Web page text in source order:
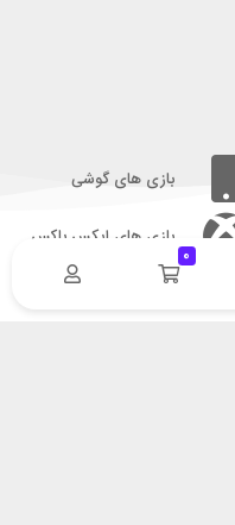
بازی های گوشی
بازی های ایکس باکس
0